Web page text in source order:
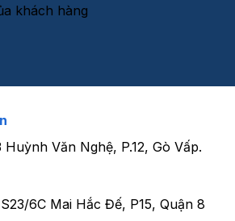
khách hàng
Huỳnh Văn Nghệ, P.12, Gò Vấp.
S23/6C Mai Hắc Đế, P15, Quận 8